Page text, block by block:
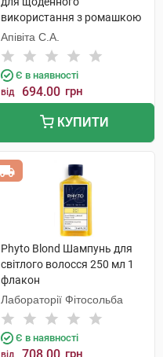
використання з ромашкою
та медом 250 мл 1 флакон
Апівіта С.А.
Є в наявності
від 694.00 грн
КУПИТИ
Phyto Blond Шампунь для
світлого волосся 250 мл 1
флакон
Лабораторії Фітосольба
Є в наявності
від грн